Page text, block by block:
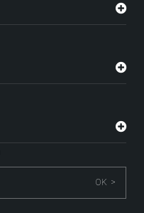
OK >